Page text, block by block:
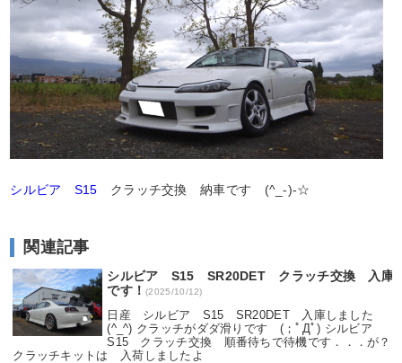
シルビア S15 クラッチ交換 納車です (^_-)-☆
関連記事
シルビア S15 SR20DET クラッチ交換 入庫
です！(2025/10/12)
日産 シルビア S15 SR20DET 入庫しました
(^_^) クラッチがダダ滑りです (；ﾟДﾟ) シルビア
S15 クラッチ交換 順番待ちで待機です．．．が？
クラッチキットは 入荷しましたよ